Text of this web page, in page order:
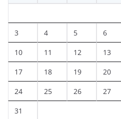
3 4 5 6
10 11 12 13
17 18 19 20
24 25 26 27
31